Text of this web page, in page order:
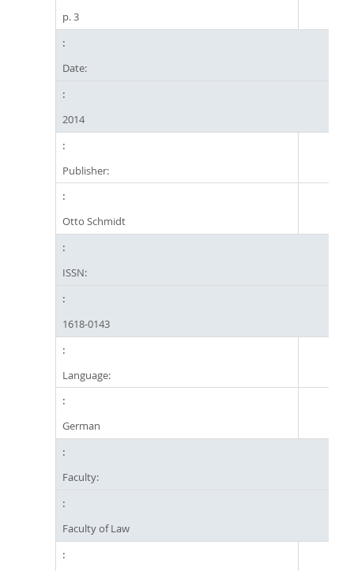
p. 3
Date:
2014
Publisher:
Otto Schmidt
ISSN:
1618-0143
Language:
German
Faculty:
Faculty of Law